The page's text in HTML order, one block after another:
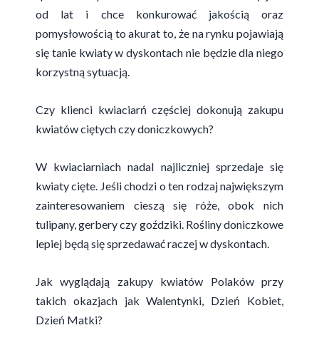
od lat i chce konkurować jakością oraz
pomysłowością to akurat to, że na rynku pojawiają
się tanie kwiaty w dyskontach nie będzie dla niego
korzystną sytuacją.
Czy klienci kwiaciarń częściej dokonują zakupu
kwiatów ciętych czy doniczkowych?
W kwiaciarniach nadal najliczniej sprzedaje się
kwiaty cięte. Jeśli chodzi o ten rodzaj największym
zainteresowaniem cieszą się róże, obok nich
tulipany, gerbery czy goździki. Rośliny doniczkowe
lepiej będą się sprzedawać raczej w dyskontach.
Jak wyglądają zakupy kwiatów Polaków przy
takich okazjach jak Walentynki, Dzień Kobiet,
Dzień Matki?